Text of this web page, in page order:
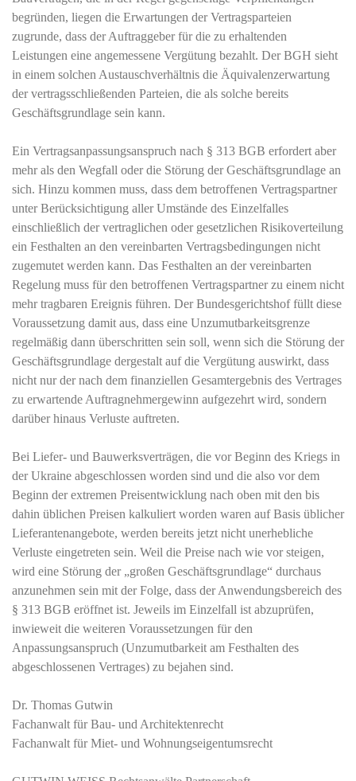
begründen, liegen die Erwartungen der Vertragsparteien
zugrunde, dass der Auftraggeber für die zu erhaltenden
Leistungen eine angemessene Vergütung bezahlt. Der BGH sieht
in einem solchen Austauschverhältnis die Äquivalenzerwartung
der vertragsschließenden Parteien, die als solche bereits
Geschäftsgrundlage sein kann.
Ein Vertragsanpassungsanspruch nach § 313 BGB erfordert aber
mehr als den Wegfall oder die Störung der Geschäftsgrundlage an
sich. Hinzu kommen muss, dass dem betroffenen Vertragspartner
unter Berücksichtigung aller Umstände des Einzelfalles
einschließlich der vertraglichen oder gesetzlichen Risikoverteilung
ein Festhalten an den vereinbarten Vertragsbedingungen nicht
zugemutet werden kann. Das Festhalten an der vereinbarten
Regelung muss für den betroffenen Vertragspartner zu einem nicht
mehr tragbaren Ereignis führen. Der Bundesgerichtshof füllt diese
Voraussetzung damit aus, dass eine Unzumutbarkeitsgrenze
regelmäßig dann überschritten sein soll, wenn sich die Störung der
Geschäftsgrundlage dergestalt auf die Vergütung auswirkt, dass
nicht nur der nach dem finanziellen Gesamtergebnis des Vertrages
zu erwartende Auftragnehmergewinn aufgezehrt wird, sondern
darüber hinaus Verluste auftreten.
Bei Liefer- und Bauwerksverträgen, die vor Beginn des Kriegs in
der Ukraine abgeschlossen worden sind und die also vor dem
Beginn der extremen Preisentwicklung nach oben mit den bis
dahin üblichen Preisen kalkuliert worden waren auf Basis üblicher
Lieferantenangebote, werden bereits jetzt nicht unerhebliche
Verluste eingetreten sein. Weil die Preise nach wie vor steigen,
wird eine Störung der „großen Geschäftsgrundlage“ durchaus
anzunehmen sein mit der Folge, dass der Anwendungsbereich des
§ 313 BGB eröffnet ist. Jeweils im Einzelfall ist abzuprüfen,
inwieweit die weiteren Voraussetzungen für den
Anpassungsanspruch (Unzumutbarkeit am Festhalten des
abgeschlossenen Vertrages) zu bejahen sind.
Dr. Thomas Gutwin
Fachanwalt für Bau- und Architektenrecht
Fachanwalt für Miet- und Wohnungseigentumsrecht